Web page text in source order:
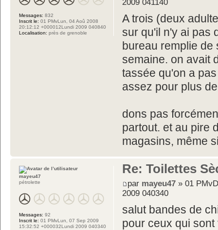
2009 041140
A trois (deux
sur qu'il n'y ai pas
bureau remplie de
semaine. on avait
tassée qu'on a
assez pour plus
dons pas
partout. et au pire
magasins, même
Messages: 832
Inscrit le: 01 PMvLun, 04 Aoû 2008
20:12:12 +000012Lundi 2009 040840
Localisation: près de grenoble
Re: Toilettes
par mayeu47 » 01
2009 040340
salut bandes de
pour ceux qui
mayeu47
pétrolette
Messages: 92
Inscrit le: 01 PMvLun, 07 Sep 2009
15:32:52 +000032Lundi 2009 040340